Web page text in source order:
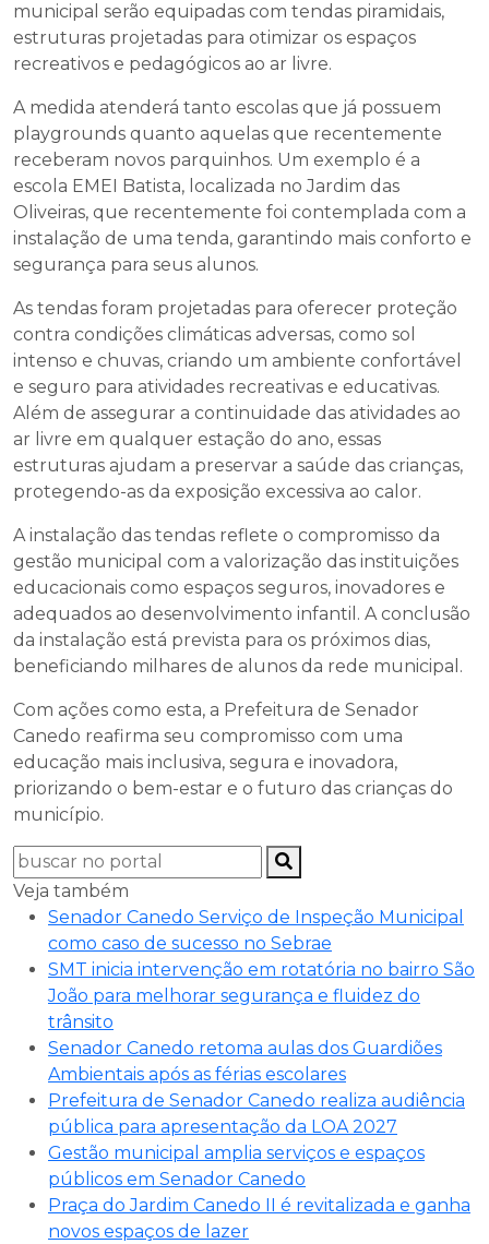
municipal serão equipadas com tendas piramidais,
estruturas projetadas para otimizar os espaços
recreativos e pedagógicos ao ar livre.
A medida atenderá tanto escolas que já possuem
playgrounds quanto aquelas que recentemente
receberam novos parquinhos. Um exemplo é a
escola EMEI Batista, localizada no Jardim das
Oliveiras, que recentemente foi contemplada com a
instalação de uma tenda, garantindo mais conforto e
segurança para seus alunos.
As tendas foram projetadas para oferecer proteção
contra condições climáticas adversas, como sol
intenso e chuvas, criando um ambiente confortável
e seguro para atividades recreativas e educativas.
Além de assegurar a continuidade das atividades ao
ar livre em qualquer estação do ano, essas
estruturas ajudam a preservar a saúde das crianças,
protegendo-as da exposição excessiva ao calor.
A instalação das tendas reflete o compromisso da
gestão municipal com a valorização das instituições
educacionais como espaços seguros, inovadores e
adequados ao desenvolvimento infantil. A conclusão
da instalação está prevista para os próximos dias,
beneficiando milhares de alunos da rede municipal.
Com ações como esta, a Prefeitura de Senador
Canedo reafirma seu compromisso com uma
educação mais inclusiva, segura e inovadora,
priorizando o bem-estar e o futuro das crianças do
município.
Veja também
Senador Canedo Serviço de Inspeção Municipal
como caso de sucesso no Sebrae
SMT inicia intervenção em rotatória no bairro São
João para melhorar segurança e fluidez do
trânsito
Senador Canedo retoma aulas dos Guardiões
Ambientais após as férias escolares
Prefeitura de Senador Canedo realiza audiência
pública para apresentação da LOA 2027
Gestão municipal amplia serviços e espaços
públicos em Senador Canedo
Praça do Jardim Canedo II é revitalizada e ganha
novos espaços de lazer